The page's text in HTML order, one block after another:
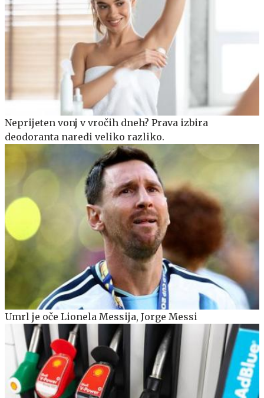
Neprijeten vonj v vročih dneh? Prava izbira
deodoranta naredi veliko razliko.
Umrl je oče Lionela Messija, Jorge Messi